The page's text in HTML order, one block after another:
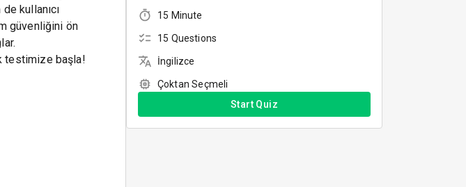
kullanıcı
güvenliğini ön
testimize başla!
15 Minute
15 Questions
İngilizce
Çoktan Seçmeli
Start Quiz